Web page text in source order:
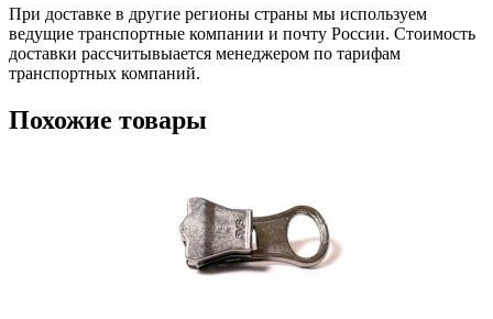
При доставке в другие регионы страны мы используем
ведущие транспортные компании и почту России. Стоимость
доставки рассчитывыается менеджером по тарифам
транспортных компаний.
Похожие товары